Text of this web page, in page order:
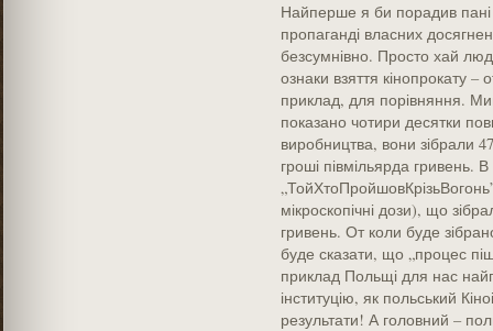
Найперше я би порадив пані
пропаганді власних
безсумнівно. Просто хай
ознаки взяття кінопрокату
приклад, для порівняння.
показано чотири десятки
виробництва, вони зібрали
гроші півмільярда гривень.
мікроскопічні дози), що
гривень. От коли буде
буде сказати, що „процес
приклад Польщі для нас
інституцію, як польський
результати! А головний –